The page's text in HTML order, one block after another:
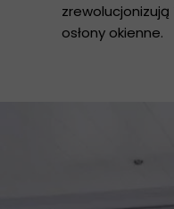
osłony okienne.